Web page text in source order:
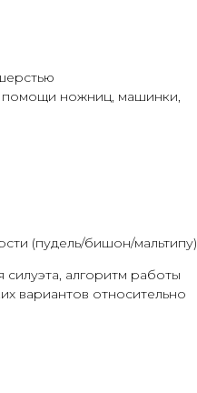
помощи ножниц, машинки,
(пудель/бишон/мальтипу)
алгоритм работы
вариантов относительно